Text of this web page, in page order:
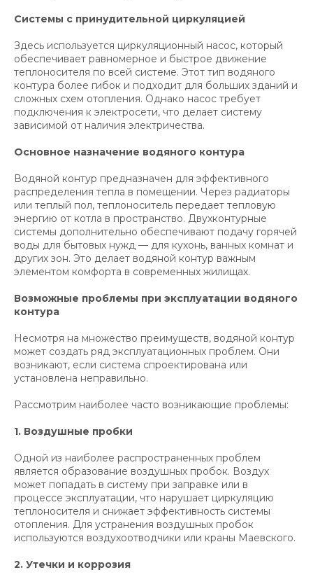
Системы с принудительной циркуляцией
Здесь используется циркуляционный насос, который
обеспечивает равномерное и быстрое движение
теплоносителя по всей системе. Этот тип водяного
контура более гибок и подходит для больших зданий и
сложных схем отопления. Однако насос требует
подключения к электросети, что делает систему
зависимой от наличия электричества.
Основное назначение водяного контура
Водяной контур предназначен для эффективного
распределения тепла в помещении. Через радиаторы
или теплый пол, теплоноситель передает тепловую
энергию от котла в пространство. Двухконтурные
системы дополнительно обеспечивают подачу горячей
воды для бытовых нужд — для кухонь, ванных комнат и
других зон. Это делает водяной контур важным
элементом комфорта в современных жилищах.
Возможные проблемы при эксплуатации водяного
контура
Несмотря на множество преимуществ, водяной контур
может создать ряд эксплуатационных проблем. Они
возникают, если система спроектирована или
установлена неправильно.
Рассмотрим наиболее часто возникающие проблемы:
1. Воздушные пробки
Одной из наиболее распространенных проблем
является образование воздушных пробок. Воздух
может попадать в систему при заправке или в
процессе эксплуатации, что нарушает циркуляцию
теплоносителя и снижает эффективность системы
отопления. Для устранения воздушных пробок
используются воздухоотводчики или краны Маевского.
2. Утечки и коррозия